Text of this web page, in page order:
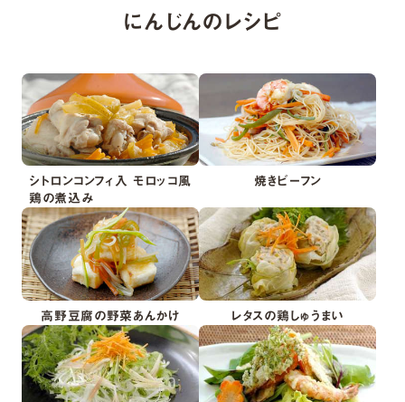
にんじんのレシピ
シトロンコンフィ入 モロッコ風
鶏の煮込み
焼きビーフン
高野豆腐の野菜あんかけ レタスの鶏しゅうまい